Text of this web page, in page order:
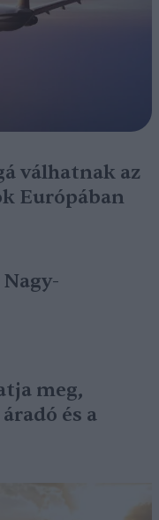
válhatnak az
Európában
meg,
és a